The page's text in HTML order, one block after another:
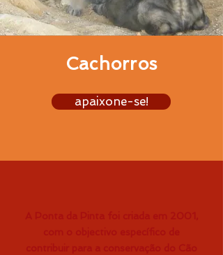
Cachorros
apaixone-se!